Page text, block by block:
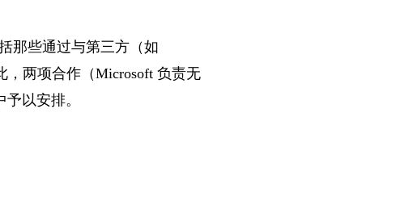
些通过与第三方（如
，两项合作（Microsoft 负责无
以安排。